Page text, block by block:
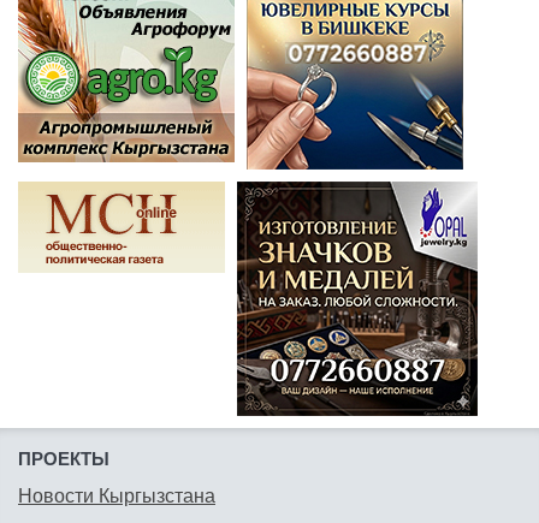
ПРОЕКТЫ
Новости Кыргызстана